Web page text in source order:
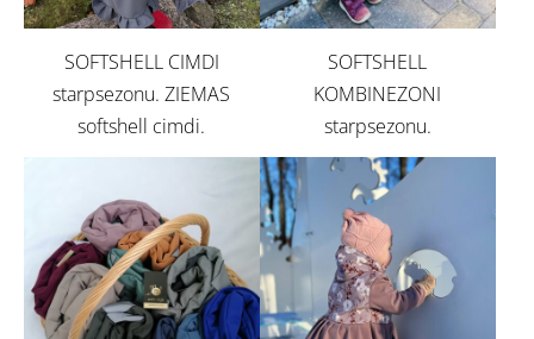
SOFTSHELL CIMDI
starpsezonu. ZIEMAS
softshell cimdi.
SOFTSHELL
KOMBINEZONI
starpsezonu.